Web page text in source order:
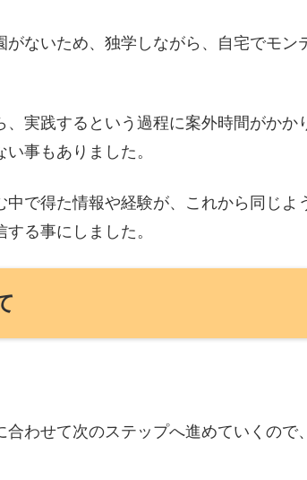
ないため、独学しながら、自宅でモン
実践するという過程に案外時間がかか
事もありました。
で得た情報や経験が、これから同じよ
る事にしました。
わせて次のステップへ進めていくので